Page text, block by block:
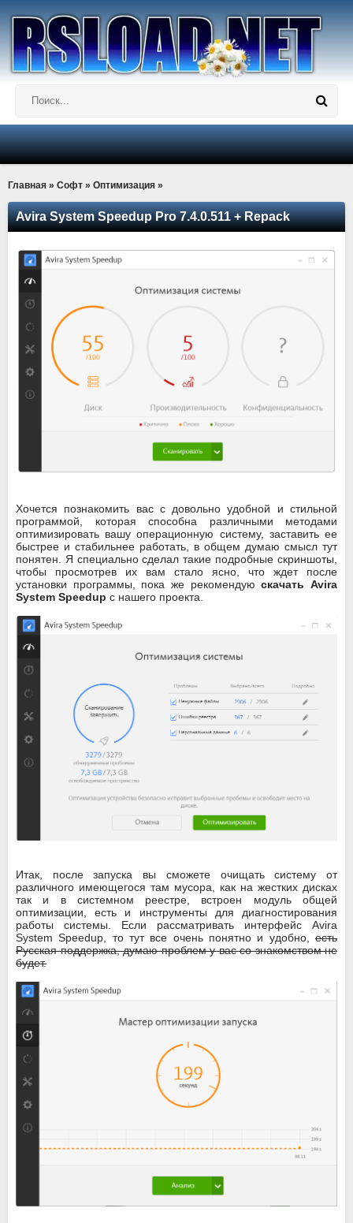
Главная » Софт » Оптимизация »
Avira System Speedup Pro 7.4.0.511 + Repack
Хочется познакомить вас с довольно удобной и стильной
программой, которая способна различными методами
оптимизировать вашу операционную систему, заставить ее
быстрее и стабильнее работать, в общем думаю смысл тут
понятен. Я специально сделал такие подробные скриншоты,
чтобы просмотрев их вам стало ясно, что ждет после
установки программы, пока же рекомендуюскачать Avira
System Speedup с нашего проекта.
Итак, после запуска вы сможете очищать систему от
различного имеющегося там мусора, как на жестких дисках
так и в системном реестре, встроен модуль общей
оптимизации, есть и инструменты для диагностирования
работы системы. Если рассматривать интерфейс Avira
System Speedup, то тут все очень понятно и удобно, есть
Русская поддержка, думаю проблем у вас со знакомством не
будет.